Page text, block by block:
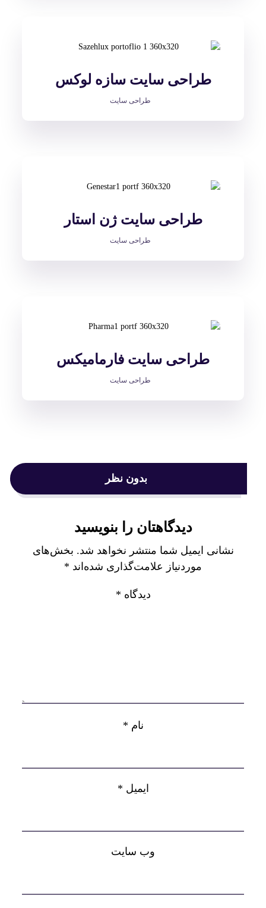
طراحی سایت سازه لوکس
طراحی سایت
طراحی سایت ژن استار
طراحی سایت
طراحی سایت فارمامیکس
طراحی سایت
بدون نظر
دیدگاهتان را بنویسید
نشانی ایمیل شما منتشر نخواهد شد. بخش‌های
موردنیاز علامت‌گذاری شده‌اند *
دیدگاه *
نام *
ایمیل *
وب‌ سایت